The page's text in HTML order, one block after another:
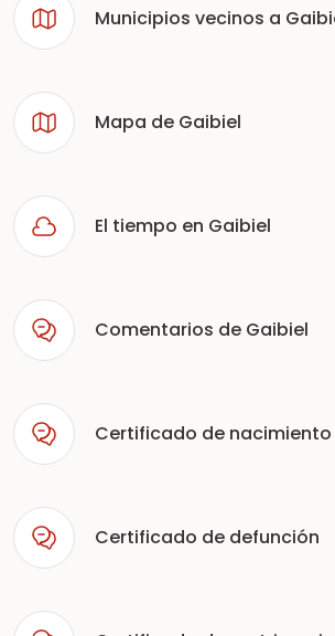
Municipios vecinos a
Mapa de Gaibiel
El tiempo en Gaibiel
Comentarios de Gaibiel
Certificado de nacimiento
Certificado de defunción